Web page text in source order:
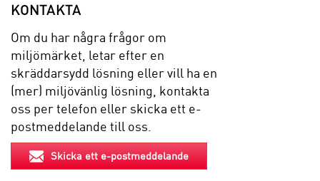
KONTAKTA
Om du har några frågor om
miljömärket, letar efter en
skräddarsydd lösning eller vill ha en
(mer) miljövänlig lösning, kontakta
oss per telefon eller skicka ett e-
postmeddelande till oss.
Skicka ett e-postmeddelande